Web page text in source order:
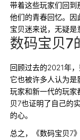
带着这些玩家们回到
他们的青春回忆。因
宝贝迷来说，无疑是
数码宝贝7
回顾过去的2021年
它也被许多人认为
玩家和新一代的玩家
贝7也证明了自己的
的心。
总之，《数码宝贝7